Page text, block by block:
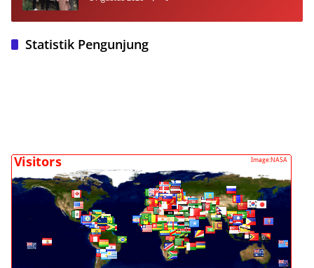
Statistik Pengunjung